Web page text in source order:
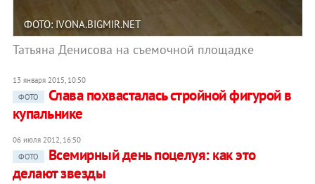
ФОТО: IVONA.BIGMIR.NET
Татьяна Денисова на съемочной площадке
13 января 2015, 10:50
ФОТО
Слава похвасталась стройной фигурой в
купальнике
06 июля 2012, 16:50
ФОТО
Всемирный день поцелуя: как это
делают звезды